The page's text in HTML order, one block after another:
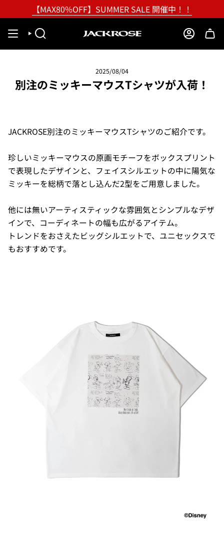
【MAX80%OFF】SUMMER SALE 開催中！！
SEARCH ACCOUNT
2025/08/04
別注のミッキーマウスTシャツが入荷！
JACKROSE別注のミッキーマウスTシャツのご紹介です。
珍しいミッキーマウスの原画モチーフをボックスプリント
で表現したデザインと、フェイスシルエットの中に陽気な
ミッキーを総柄で落とし込んだ2型をご用意しました。
他には無いアーティスティックな雰囲気とシンプルなデザ
インで、コーディネートの幅も広がるアイテム。
トレンドをおさえたビッグシルエットで、ユニセックスで
もおすすめです。